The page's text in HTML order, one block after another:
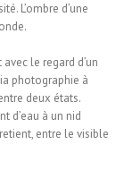
L’ombre d’une
le regard d’un
photographie à
deux états.
d’eau à un nid
entre le visible